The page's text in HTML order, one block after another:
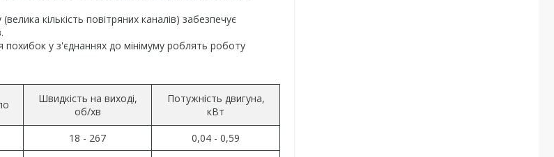
кількість повітряних каналів) забезпечує
у з'єднаннях до мінімуму роблять роботу
Швидкість на виході,
об/хв
Потужність двигуна,
кВт
18 - 267
0,04 - 0,59